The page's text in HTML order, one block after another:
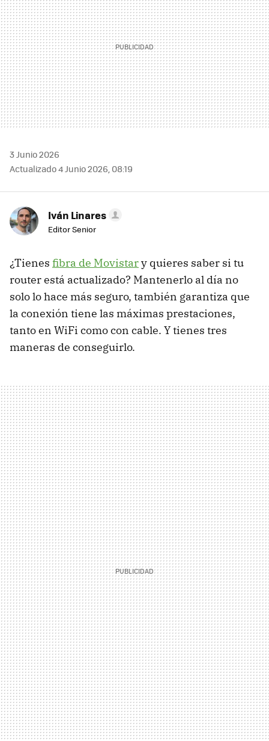
3 Junio 2026
Actualizado 4 Junio 2026, 08:19
Iván Linares
Editor Senior
¿Tienes fibra de Movistary quieres saber si tu
router está actualizado? Mantenerlo al día no
solo lo hace más seguro, también garantiza que
la conexión tiene las máximas prestaciones,
tanto en WiFi como con cable. Y tienes tres
maneras de conseguirlo.